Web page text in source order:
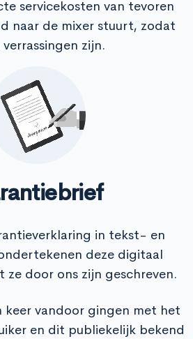
servicekosten van tevoren
naar de mixer stuurt, zodat
zijn.
in tekst- en
deze digitaal
door ons zijn geschreven.
keer vandoor gingen met het
en dit publiekelijk bekend